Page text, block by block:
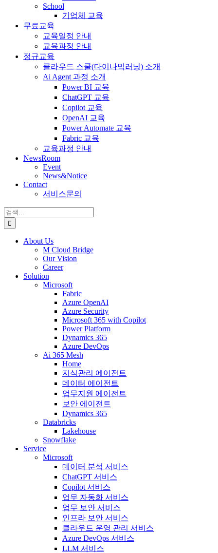
School
기업체 교육
무료교육
교육일정 안내
교육과정 안내
정규교육
클라우드 스쿨(다이나믹러닝) 소개
Ai Agent 과정 소개
Power BI 교육
ChatGPT 교육
Copilot 교육
OpenAI 교육
Power Automate 교육
Fabric 교육
교육과정 안내
NewsRoom
Event
News&Notice
Contact
서비스문의
검
색:
About Us
M Cloud Bridge
Our Vision
Career
Solution
Microsoft
Fabric
Azure OpenAI
Azure Security
Microsoft 365 with Copilot
Power Platform
Dynamics 365
Azure DevOps
Ai 365 Mesh
Home
지식관리 에이전트
데이터 에이전트
업무지원 에이전트
보안 에이전트
Dynamics 365
Databricks
Lakehouse
Snowflake
Service
Microsoft
데이터 분석 서비스
ChatGPT 서비스
Copilot 서비스
업무 자동화 서비스
업무 보안 서비스
인프라 보안 서비스
클라우드 운영 관리 서비스
Azure DevOps 서비스
LLM 서비스